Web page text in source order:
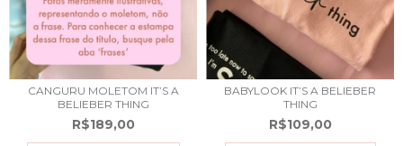
CANGURU MOLETOM IT’S A
BELIEBER THING
R$189,00
BABYLOOK IT’S A BELIEBER
THING
R$109,00